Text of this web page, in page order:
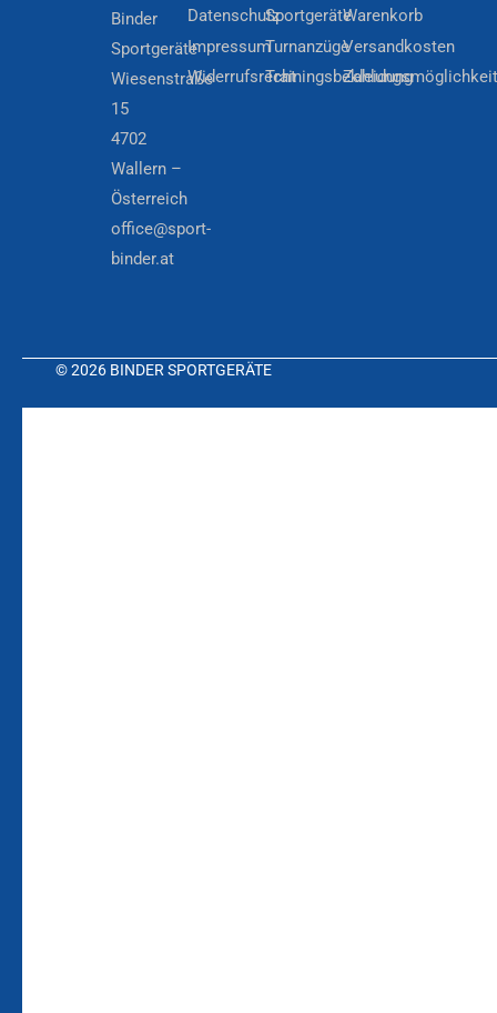
Binder
Sportgeräte
Wiesenstraße
15
4702
Wallern –
Österreich
office@sport-
binder.at
Datenschutz
Impressum
Widerrufsrecht
Sportgeräte
Turnanzüge
Trainingsbekleidung
Warenkorb
Versandkosten
© 2026 BINDER SPORTGERÄTE